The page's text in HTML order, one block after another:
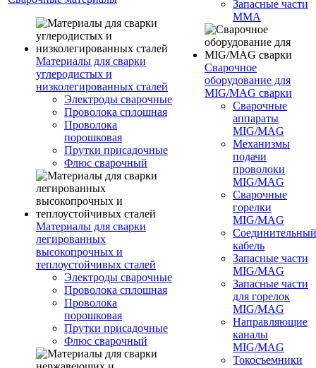
Материалы для сварки
углеродистых и
низколегированных сталей
Электроды сварочные
Проволока сплошная
Проволока
порошковая
Прутки присадочные
Флюс сварочный
Материалы для сварки
легированных
высокопрочных и
теплоустойчивых сталей
Электроды сварочные
Проволока сплошная
Проволока
порошковая
Прутки присадочные
Флюс сварочный
Запасные части
MMA
Сварочное
оборудование для
MIG/MAG сварки
Сварочные
аппараты
MIG/MAG
Механизмы
подачи
проволоки
MIG/MAG
Сварочные
горелки
MIG/MAG
Соединительный
кабель
Запасные части
MIG/MAG
Запасные части
для горелок
MIG/MAG
Направляющие
каналы
MIG/MAG
Токосъемники